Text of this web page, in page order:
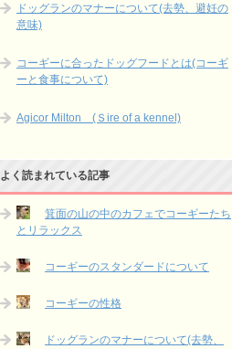
ドッグランのマナーについて(去勢、避妊の
意味)
コーギーに合ったドッグフードとは(コーギ
ーと食事について)
Agicor Milton (Ｓire of a kennel)
よく読まれている記事
箕面の山の中のカフェでコーギーたち
とリラックス
コーギーのスタンダードについて
コーギーの性格
ドッグランのマナーについて(去勢、